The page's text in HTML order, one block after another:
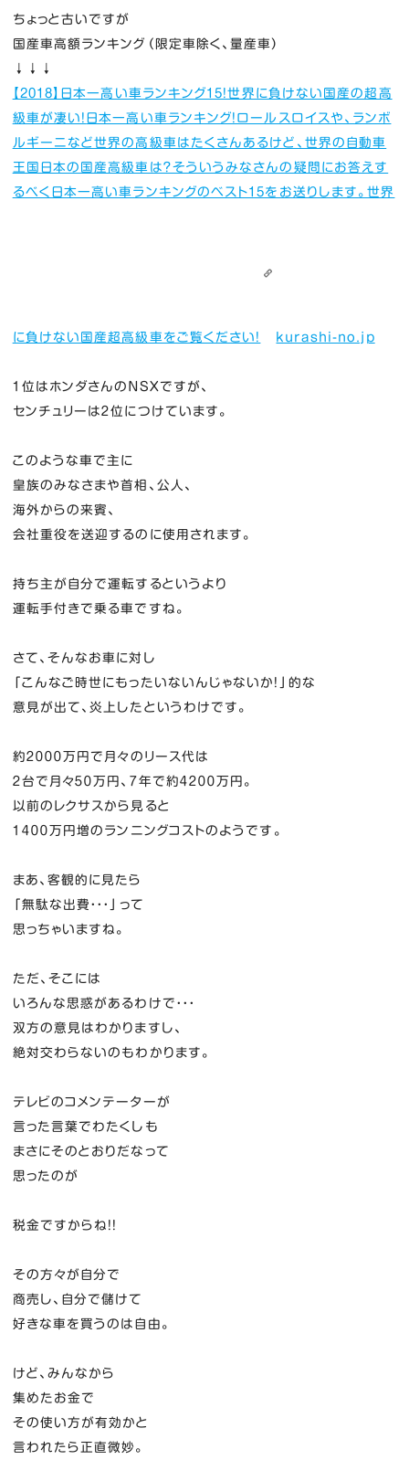
ちょっと古いですが
国産車高額ランキング（限定車除く、量産車）
↓↓↓
【2018】日本一高い車ランキング15！世界に負けない国産の超高
級車が凄い！ 日本一高い車ランキング！ロールスロイスや、ランボ
ルギーニなど世界の高級車はたくさんあるけど、世界の自動車
王国日本の国産高級車は？そういうみなさんの疑問にお答えす
るべく日本一高い車ランキングのベスト15をお送りします。世界
に負けない国産超高級車をご覧ください！ kurashi-no.jp
１位はホンダさんのＮＳＸですが、
センチュリーは２位につけています。
このような車で主に
皇族のみなさまや首相、公人、
海外からの来賓、
会社重役を送迎するのに使用されます。
持ち主が自分で運転するというより
運転手付きで乗る車ですね。
さて、そんなお車に対し
「こんなご時世にもったいないんじゃないか！」的な
意見が出て、炎上したというわけです。
約２０００万円で月々のリース代は
２台で月々５０万円、７年で約４２００万円。
以前のレクサスから見ると
１４００万円増のランニングコストのようです。
まあ、客観的に見たら
「無駄な出費・・・」って
思っちゃいますね。
ただ、そこには
いろんな思惑があるわけで・・・
双方の意見はわかりますし、
絶対交わらないのもわかります。
テレビのコメンテーターが
言った言葉でわたくしも
まさにそのとおりだなって
思ったのが
税金ですからね！！
その方々が自分で
商売し、自分で儲けて
好きな車を買うのは自由。
けど、みんなから
集めたお金で
その使い方が有効かと
言われたら正直微妙。